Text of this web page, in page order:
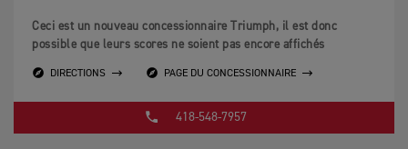
Ceci est un nouveau concessionnaire Triumph, il est donc
possible que leurs scores ne soient pas encore affichés
DIRECTIONS PAGE DU CONCESSIONNAIRE
418-548-7957